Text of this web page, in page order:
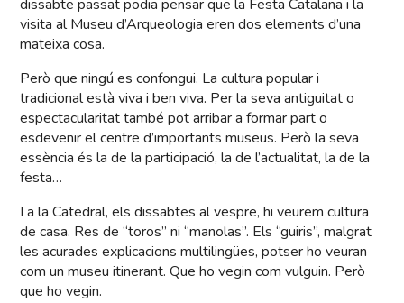
dissabte passat podia pensar que la Festa Catalana i la
visita al Museu d’Arqueologia eren dos elements d’una
mateixa cosa.
Però que ningú es confongui. La cultura popular i
tradicional està viva i ben viva. Per la seva antiguitat o
espectacularitat també pot arribar a formar part o
esdevenir el centre d’importants museus. Però la seva
essència és la de la participació, la de l’actualitat, la de la
festa…
I a la Catedral, els dissabtes al vespre, hi veurem cultura
de casa. Res de “toros” ni “manolas”. Els “guiris”, malgrat
les acurades explicacions multilingües, potser ho veuran
com un museu itinerant. Que ho vegin com vulguin. Però
que ho vegin.